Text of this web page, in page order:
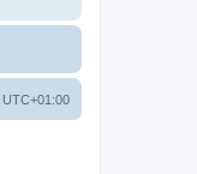
UTC+01:00